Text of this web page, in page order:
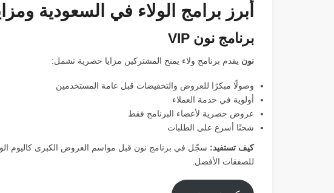
أبرز برامج الولاء في السعودية
برنامج نون VIP
نون يقدم برنامج ولاء يمنح المشتركين مزايا حصرية تشمل:
وصولًا مبكرًا للعروض والتخفيضات قبل عامة المستخدمين
أولوية في خدمة العملاء
عروض حصرية لأعضاء البرنامج فقط
شحنًا أسرع على الطلبات
كيف تستفيد:
للصفقات الأفضل.